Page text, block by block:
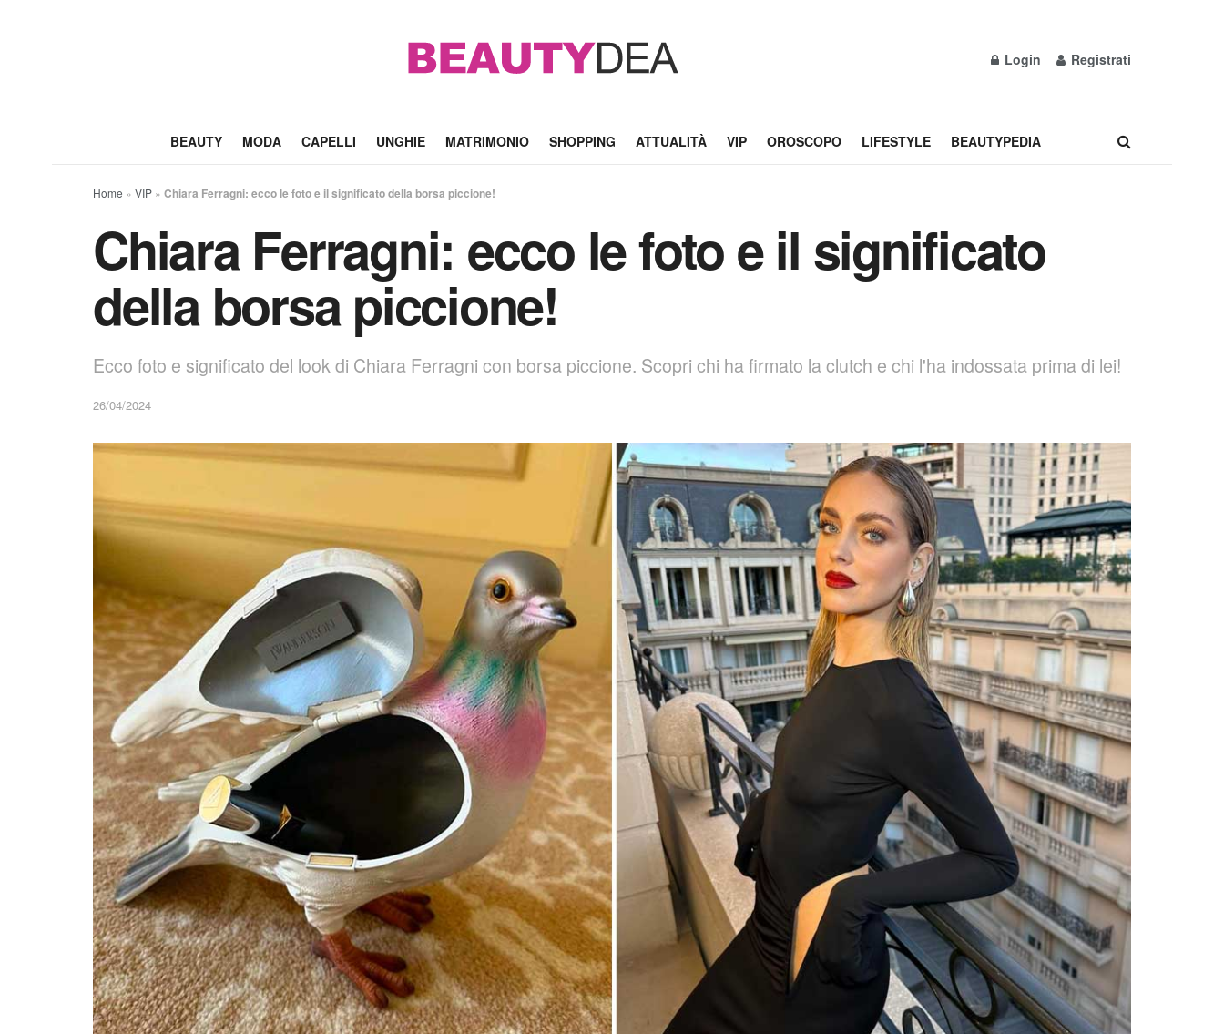
Login Registrati
BEAUTY MODA CAPELLI UNGHIE MATRIMONIO SHOPPING ATTUALITÀ VIP OROSCOPO LIFESTYLE BEAUTYPEDIA
Home » VIP » Chiara Ferragni: ecco le foto e il significato della borsa piccione!
Chiara Ferragni: ecco le foto e il significato
della borsa piccione!
Ecco foto e significato del look di Chiara Ferragni con borsa piccione. Scopri chi ha firmato la clutch e chi l'ha indossata prima di lei!
26/04/2024